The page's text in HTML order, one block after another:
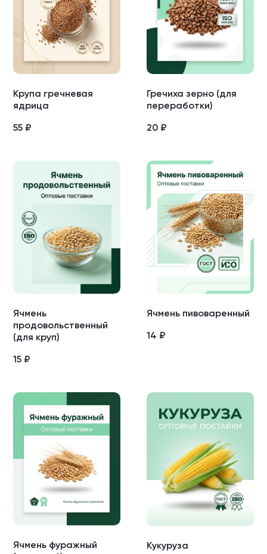
Крупа гречневая
ядрица
55 ₽
Гречиха зерно (для
переработки)
20 ₽
Ячмень
продовольственный
(для круп)
15 ₽
Ячмень пивоваренный
14 ₽
Ячмень фуражный
Кукуруза